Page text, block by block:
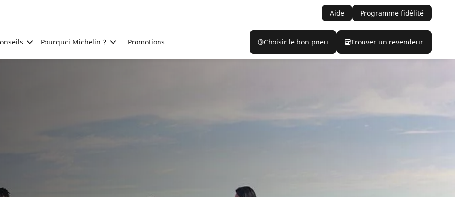
Aide Programme fidélité
Pourquoi Michelin ? Promotions Choisir le bon pneu Trouver un revendeur